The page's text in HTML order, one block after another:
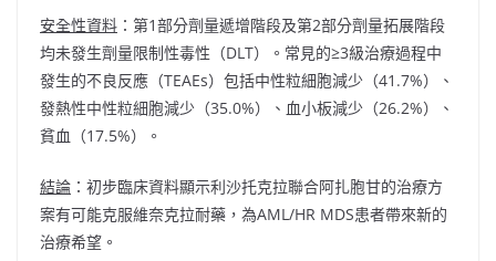
安全性資料 ：第1部分劑量遞增階段及第2部分劑量拓展階段
均未發生劑量限制性毒性（DLT）。常見的≥3級治療過程中
發生的不良反應（TEAEs）包括中性粒細胞減少（41.7%）、
發熱性中性粒細胞減少（35.0%）、血小板減少（26.2%）、
貧血（17.5%）。
結論 ：初步臨床資料顯示利沙托克拉聯合阿扎胞甘的治療方
案有可能克服維奈克拉耐藥，為AML/HR MDS患者帶來新的
治療希望。